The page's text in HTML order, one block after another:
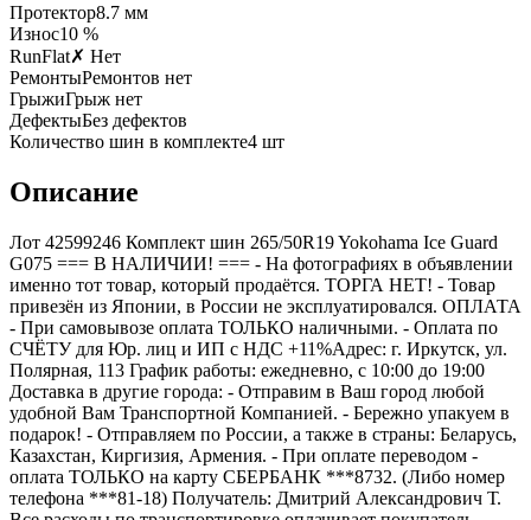
Протектор8.7 мм
Износ10 %
RunFlat✗ Нет
РемонтыРемонтов нет
ГрыжиГрыж нет
ДефектыБез дефектов
Количество шин в комплекте4 шт
Описание
Лот 42599246 Комплект шин 265/50R19 Yokohama Ice Guard
G075 === B НАЛИЧИИ! === - На фотографиях в объявлении
именно тот товар, который продаётся. ТОРГА НЕТ! - Товар
привезён из Японии, в России не эксплуатировался. ОПЛАТА
- При самовывозе оплата ТОЛЬКО наличными. - Оплата по
СЧЁТУ для Юр. лиц и ИП с НДС +11%Адрес: г. Иркутск, ул.
Полярная, 113 График работы: ежедневно, с 10:00 до 19:00
Доставка в другие города: - Отправим в Ваш город любой
удобной Вам Транспортной Компанией. - Бережно упакуем в
подарок! - Отправляем по России, а также в страны: Беларусь,
Казахстан, Киргизия, Армения. - При оплате переводом -
оплата ТОЛЬКО на карту СБЕРБАНК ***8732. (Либо номер
телефона ***81-18) Получатель: Дмитрий Александрович Т.